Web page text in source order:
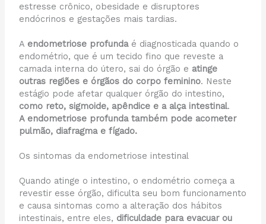
estresse crônico, obesidade e disruptores
endócrinos e gestações mais tardias.
A endometriose profunda é diagnosticada quando o
endométrio, que é um tecido fino que reveste a
camada interna do útero, sai do órgão e atinge
outras regiões e órgãos do corpo feminino. Neste
estágio pode afetar qualquer órgão do intestino,
como reto, sigmoide, apêndice e a alça intestinal.
A endometriose profunda também pode acometer
pulmão, diafragma e fígado.
Os sintomas da endometriose intestinal
Quando atinge o intestino, o endométrio começa a
revestir esse órgão, dificulta seu bom funcionamento
e causa sintomas como a alteração dos hábitos
intestinais, entre eles, dificuldade para evacuar ou